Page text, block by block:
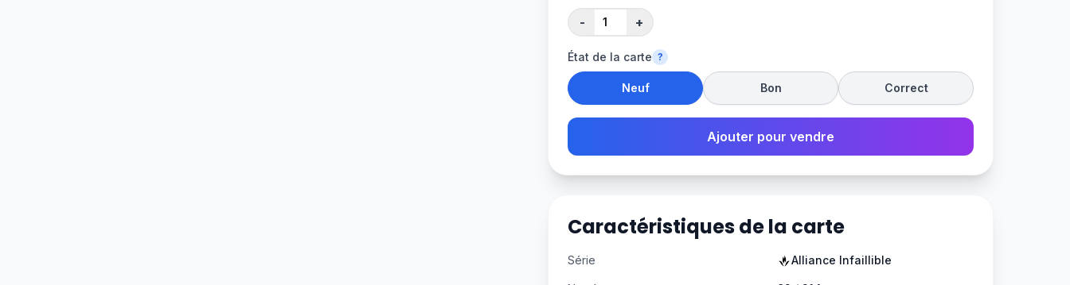
- +
État de la carte ?
Neuf Bon Correct
Ajouter pour vendre
Caractéristiques de la carte
Série Alliance Infaillible